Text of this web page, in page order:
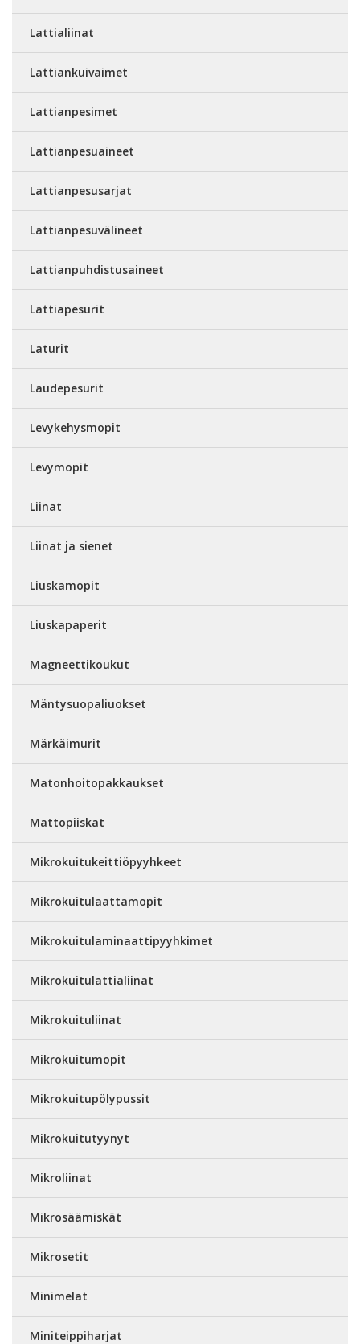
Lattialiinat
Lattiankuivaimet
Lattianpesimet
Lattianpesuaineet
Lattianpesusarjat
Lattianpesuvälineet
Lattianpuhdistusaineet
Lattiapesurit
Laturit
Laudepesurit
Levykehysmopit
Levymopit
Liinat
Liinat ja sienet
Liuskamopit
Liuskapaperit
Magneettikoukut
Mäntysuopaliuokset
Märkäimurit
Matonhoitopakkaukset
Mattopiiskat
Mikrokuitukeittiöpyyhkeet
Mikrokuitulaattamopit
Mikrokuitulaminaattipyyhkimet
Mikrokuitulattialiinat
Mikrokuituliinat
Mikrokuitumopit
Mikrokuitupölypussit
Mikrokuitutyynyt
Mikroliinat
Mikrosäämiskät
Mikrosetit
Minimelat
Miniteippiharjat